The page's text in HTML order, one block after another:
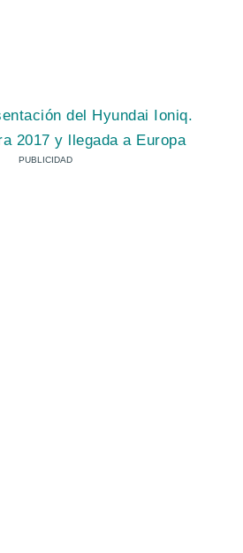
del Hyundai Ioniq.
2017 y llegada a Europa